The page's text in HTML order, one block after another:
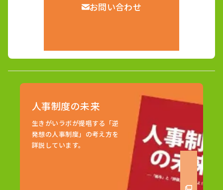
お問い合わせ
人事制度の未来
生きがいラボが提唱する「逆
発想の人事制度」の考え方を
詳説しています。